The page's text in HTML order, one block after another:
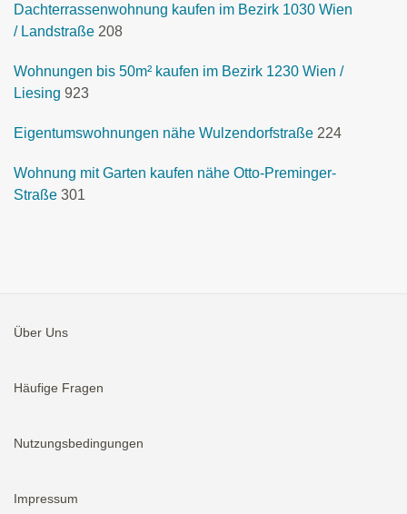
Dachterrassenwohnung kaufen im Bezirk 1030 Wien
/ Landstraße 208
Wohnungen bis 50m² kaufen im Bezirk 1230 Wien /
Liesing 923
Eigentumswohnungen nähe Wulzendorfstraße 224
Wohnung mit Garten kaufen nähe Otto-Preminger-
Straße 301
Über Uns
Häufige Fragen
Nutzungsbedingungen
Impressum